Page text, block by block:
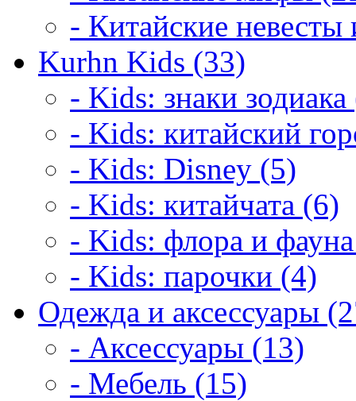
- Китайские
Kurhn Kids (33)
- Kids: знаки
- Kids: китайский
- Kids: Disney (5)
- Kids: китайчата (6)
- Kids: флора и
- Kids: парочки (4)
Одежда и аксессуары
- Аксессуары (13)
- Мебель (15)